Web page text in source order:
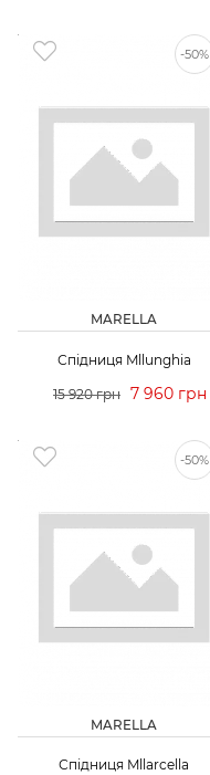
-50%
MARELLA
Спідниця Mllunghia
15 920 грн 7 960 грн
-50%
MARELLA
Спідниця Mllarcella